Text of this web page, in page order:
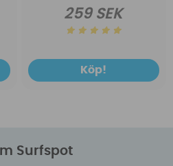
259 SEK
Köp!
Surfspot